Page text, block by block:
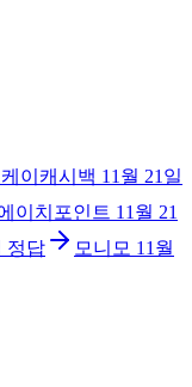
이캐시백 11월 21일
이치포인트 11월 21
정답 모니모 11월